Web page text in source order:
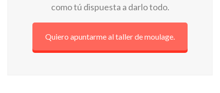
como tú dispuesta a darlo todo.
Quiero apuntarme al taller de moulage.